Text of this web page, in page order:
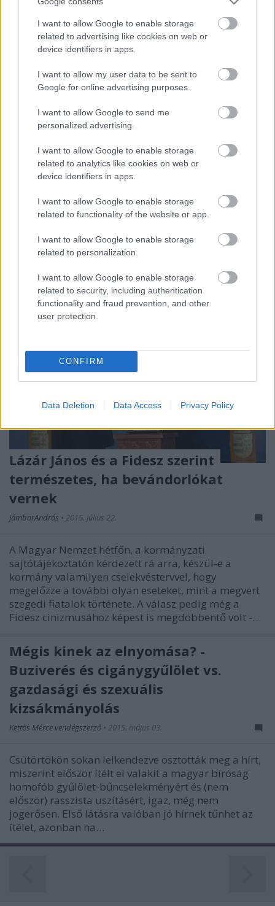
I want to allow Google to enable storage
related to advertising like cookies on web or
device identifiers in apps.
I want to allow my user data to be sent to
Google for online advertising purposes.
I want to allow Google to send me
personalized advertising.
I want to allow Google to enable storage
related to analytics like cookies on web or
device identifiers in apps.
I want to allow Google to enable storage
related to functionality of the website or app.
I want to allow Google to enable storage
related to personalization.
I want to allow Google to enable storage
related to security, including authentication
functionality and fraud prevention, and other
user protection.
CONFIRM
Data Deletion Data Access Privacy Policy
A szegedi ügy egyértelmű, és minden
más áldozathibáztatás
Van egy bűncselekmény: egy szegedi férfi brutálisan
barátját és testvérét, mert a barátot bevándorlónak
nézte, és azt kiabálta: „takarodj az országból!” Az
rendőrség, és…
Lázár János és a Fidesz szerint
természetes, ha bevándorlókat
vernek
JámborAndrás • 2015. július 22.
A Magyar Nemzet hétfőn, a kormányzati
sajtótájékoztatón kérdezett rá arra, készül-e a
kormány valamilyen cselekvéstervvel, hogy
megelőzze a további olyan eseteket, mint a megvert
szegedi fiatalok története. A válasz pedig még a
Fidesz cinizmusához képest is megdöbbentő volt -…
Mégis kinek az elnyomása? -
Buziverés és cigánygyűlölet vs.
gazdasági és szexuális
kizsákmányolás
Kettős Mérce vendégszerző • 2015. május 03.
Csütörtökön sokan lelkendezve osztották meg a hírt,
miszerint először ítélt el valakit a magyar bíróság
homofób gyűlölet-bűncselekményért és (nem
először) rasszista uszításért, igaz, még nem
jogerősen. Első látásra valóban jó hírnek tűnhet az
ítélet, azonban ha…